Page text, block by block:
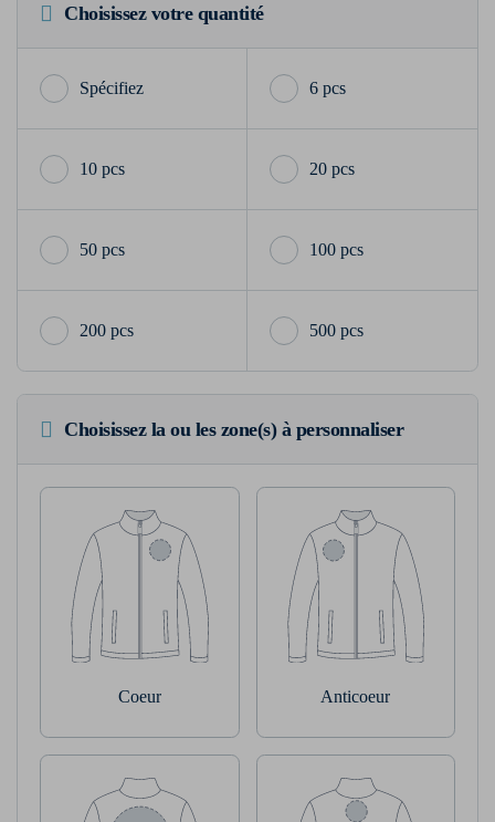
Choisissez votre quantité
6 pcs
10 pcs 20 pcs
50 pcs 100 pcs
200 pcs 500 pcs
Choisissez la ou les zone(s) à personnaliser
Coeur Anticoeur